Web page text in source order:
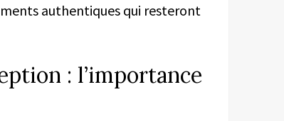
authentiques qui resteront
: l’importance